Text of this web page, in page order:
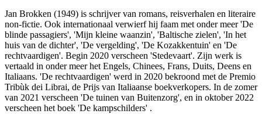
Jan Brokken (1949) is schrijver van romans, reisverhalen en literaire
non-fictie. Ook internationaal verwierf hij faam met onder meer 'De
blinde passagiers', 'Mijn kleine waanzin', 'Baltische zielen', 'In het
huis van de dichter', 'De vergelding', 'De Kozakkentuin' en 'De
rechtvaardigen'. Begin 2020 verscheen 'Stedevaart'. Zijn werk is
vertaald in onder meer het Engels, Chinees, Frans, Duits, Deens en
Italiaans. 'De rechtvaardigen' werd in 2020 bekroond met de Premio
Tribùk dei Librai, de Prijs van Italiaanse boekverkopers. In de zomer
van 2021 verscheen 'De tuinen van Buitenzorg', en in oktober 2022
verscheen het boek 'De kampschilders' .